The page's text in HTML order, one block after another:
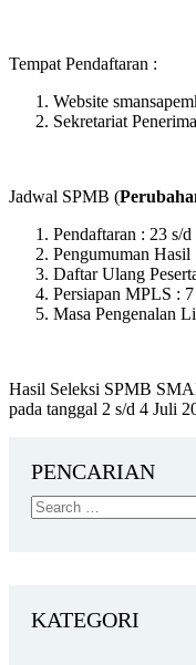
Tempat Pendaftaran :
Website
Sekretariat
Jadwal SPMB (
Pendaftaran : 23 s/
Pengumuman
Daftar Ulang
Persiapan MPLS :
Masa Pengenalan
Hasil Seleksi SPMB
pada tanggal 2 s/d 4 Juli
PENCARIAN
KATEGORI